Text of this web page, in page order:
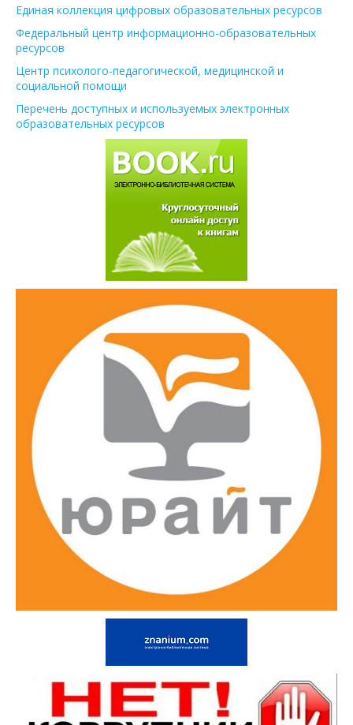
Единая коллекция цифровых образовательных ресурсов
Федеральный центр информационно-образовательных
ресурсов
Центр психолого-педагогической, медицинской и
социальной помощи
Перечень доступных и используемых электронных
образовательных ресурсов